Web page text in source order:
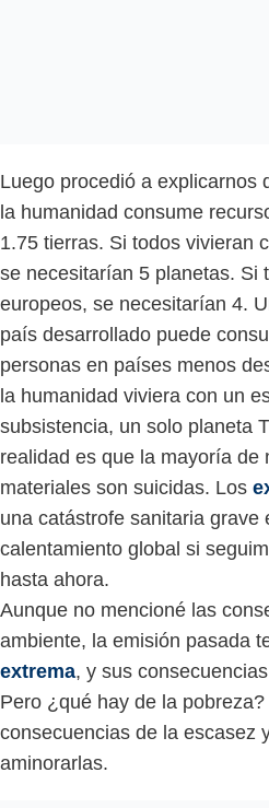
Luego procedió a explicarnos
la humanidad consume
1.75 tierras. Si todos vivieran
se necesitarían 5 planetas. Si
europeos, se necesitarían 4.
país desarrollado puede
personas en países menos
la humanidad viviera con un
subsistencia, un solo planeta
realidad es que la mayoría de
materiales son suicidas. Los
una catástrofe sanitaria grave
calentamiento global si
hasta ahora.
Aunque no mencioné las
ambiente, la emisión pasada
extrema, y sus
Pero ¿qué hay de la
consecuencias de la escasez
aminorarlas.